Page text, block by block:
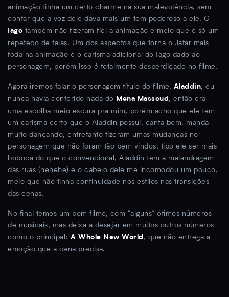
animação tinha um certo charme na sua malevolência, sem
contar que a voz dele dava mais um tom poderoso a ele. O
Iago também não fizeram fiel a animação e meio que é só um
repeteco de falas. Um dos aspectos que torna o Jafar mais
foda na animação é o carisma adicional do Iago dado ao
personagem, porém isso é totalmente desperdiçado no filme.
Agora iremos falar o personagem título do filme, Aladdin, eu
nunca havia conferido nada do Mena Massoud, então era
uma escolha meio escura pra mim, porém acho que ele tem
um carisma certo que o Aladdin possui, canta bem, manda
muito dançando, entretanto fizeram umas mudanças no
personagem que não foram tão bem vindos, tipo ele ser mais
boboca do que o convencional, Aladdin tem a malandragem
das ruas (hehehe) e o cabelo dele me incomodou um pouco,
meio que não tinha continuidade nos estilos nas transições
das cenas.
No final temos um bom filme, com “alguns” ótimos números
de musicais, mas deixa a desejar em muitos outros números
como o principal: A Whole New World , que não entrega a
emoção que a cena precisa.